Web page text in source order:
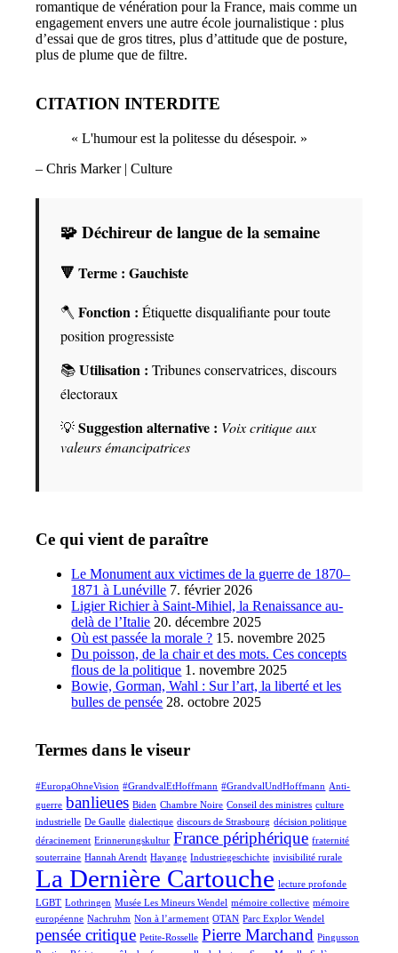
romantique de vénération pour la France, mais comme un
engagement envers une autre école journalistique : plus
d’essai que de gros titres, plus d’attitude que de posture,
plus de plume que de filtre.
CITATION INTERDITE
« L'humour est la politesse du désespoir. »
– Chris Marker | Culture
🧩 Déchireur de langue de la semaine
🔻 Terme :Gauchiste
🪓Fonction : Étiquette disqualifiante pour toute
position progressiste
📚Utilisation : Tribunes conservatrices, discours
électoraux
💡Suggestion alternative : Voix critique aux
valeurs émancipatrices
Ce qui vient de paraître
Le Monument aux victimes de la guerre de 1870–
1871 à Lunéville 7. février 2026
Ligier Richier à Saint-Mihiel, la Renaissance au-
delà de l’Italie 20. décembre 2025
Où est passée la morale ? 15. novembre 2025
Du poisson, de la chair et des mots. Ces concepts
flous de la politique 1. novembre 2025
Bowie, Gorman, Wahl : Sur l’art, la liberté et les
bulles de pensée 28. octobre 2025
Termes dans le viseur
#EuropaOhneVision #GrandvalEtHoffmann #GrandvalUndHoffmann Anti-
guerre banlieues Biden Chambre Noire Conseil des ministres culture
industrielle De Gaulle dialectique discours de Strasbourg décision politique
déracinement Erinnerungskultur France périphérique fraternité
souterraine Hannah Arendt Hayange Industriegeschichte invisibilité rurale
La Dernière Cartouche lecture profonde
LGBT Lothringen Musée Les Mineurs Wendel mémoire collective mémoire
européenne Nachruhm Non à l’armement OTAN Parc Explor Wendel
pensée critique Petite-Rosselle Pierre Marchand Pingusson